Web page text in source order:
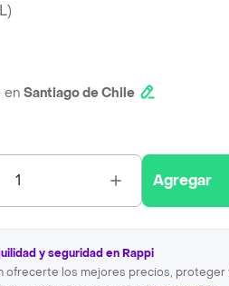
)
en Santiago de Chile
1 Agregar
y seguridad en Rappi
ofrecerte los mejores precios, proteger